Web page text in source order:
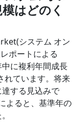
はどのく
システム オン
ポートによる
に複利年間成長
れています。将来
する見込みで
よると、基準年の